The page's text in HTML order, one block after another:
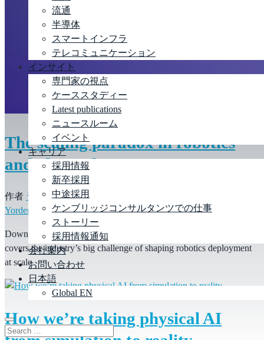
流通
半導体
スマートインフラ
テレコミュニケーション
インサイト
専門家の視点
ケーススタディー
Latest publications
ニュースルーム
イベント
キャリア
採用情報
新卒採用
中途採用
ケンブリッジコンサルタンツでの仕事
ストーリー
採用情報通知
会社案内
お問い合わせ
日本語
Global EN
The scaling paradox in robotics
and physical AI
作者 ラム デヴァラジュル
Yordem
3rd July 2026|流通
Download our report from the Robotics Adoption Forum which
covers the industry’s big challenge of shaping robotics deployment
at scale
How we’re taking physical AI